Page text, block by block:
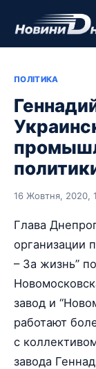
ПОЛІТИКА
16 Жовтня, 2020,
Глава
организации
– За жизнь”
завод и
работают
с
завода